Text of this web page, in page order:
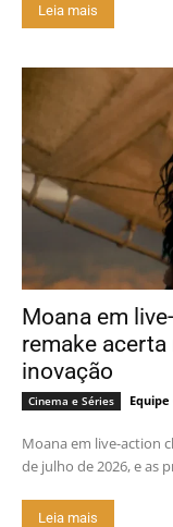
Leia mais
Moana em
remake
inovação
Cinema e Séries
Moana em live-action
de julho de 2026, e as
Leia mais